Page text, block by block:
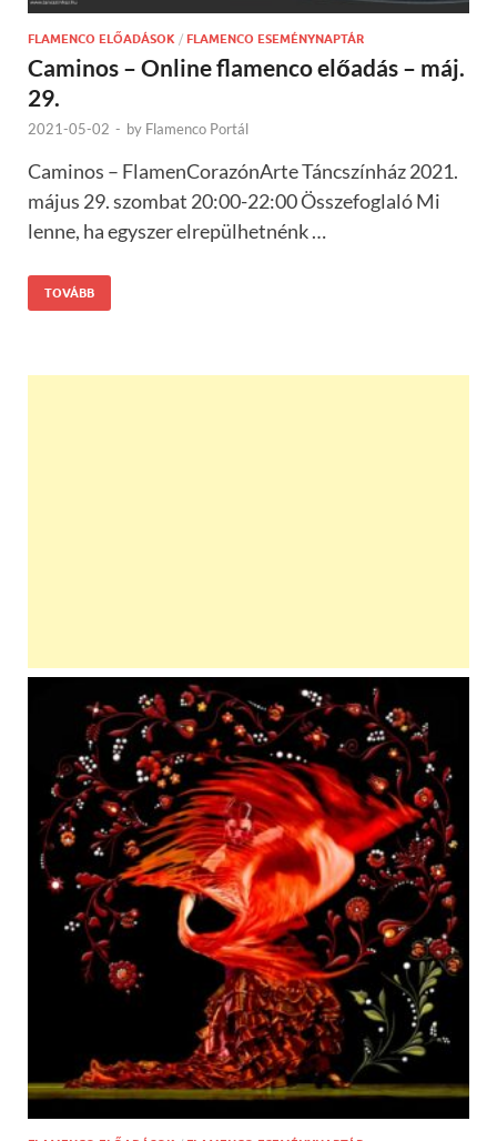
FLAMENCO ELŐADÁSOK / FLAMENCO ESEMÉNYNAPTÁR
Caminos – Online flamenco előadás – máj.
29.
2021-05-02 - by Flamenco Portál
Caminos – FlamenCorazónArte Táncszínház 2021.
május 29. szombat 20:00-22:00 Összefoglaló Mi
lenne, ha egyszer elrepülhetnénk …
TOVÁBB